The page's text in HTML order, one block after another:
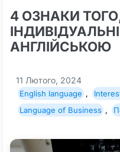
4 ОЗНАКИ
АНГЛІЙСЬКОЮ
11 Лютого, 2024
English language ,
Language of Business ,